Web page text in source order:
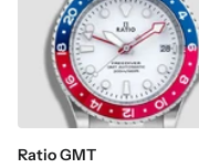
Ratio GMT